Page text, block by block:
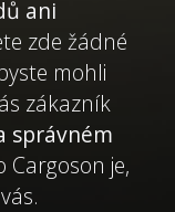
ani
zde žádné
mohli
zákazník
správném
Cargoson je,